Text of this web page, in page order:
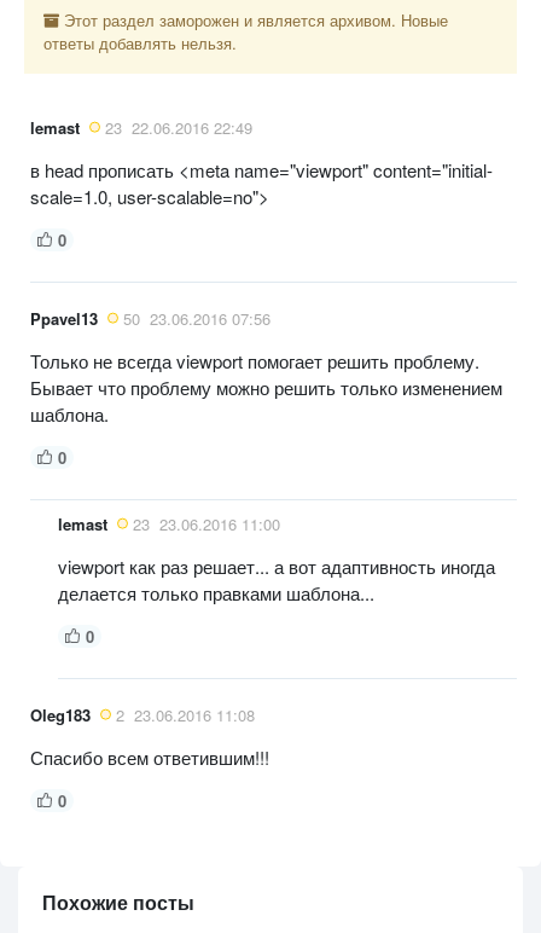
Этот раздел заморожен и является архивом. Новые
ответы добавлять нельзя.
lemast 23 22.06.2016 22:49
в head прописать <meta name="viewport" content="initial-
scale=1.0, user-scalable=no">
0
Ppavel13 50 23.06.2016 07:56
Только не всегда viewport помогает решить проблему.
Бывает что проблему можно решить только изменением
шаблона.
0
lemast 23 23.06.2016 11:00
viewport как раз решает... а вот адаптивность иногда
делается только правками шаблона...
0
Oleg183 2 23.06.2016 11:08
Спасибо всем ответившим!!!
0
Похожие посты